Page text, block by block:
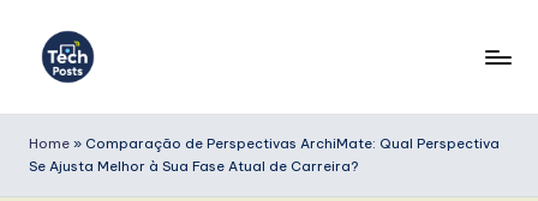
e
c
Home » Comparação de Perspectivas ArchiMate: Qual Perspectiva
Se Ajusta Melhor à Sua Fase Atual de Carreira?